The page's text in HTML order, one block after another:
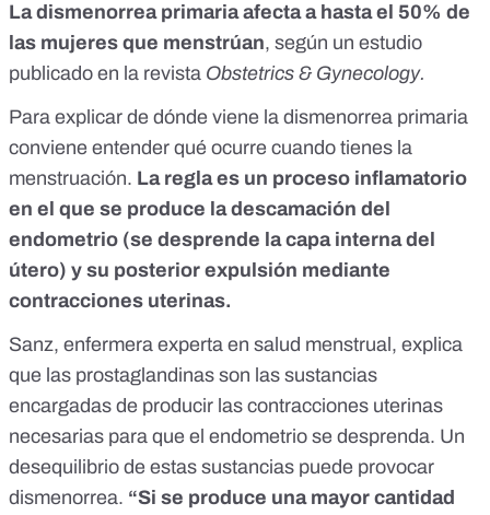
La dismenorrea primaria afecta a hasta el 50% de
las mujeres que menstrúan, según un estudio
publicado en la revista Obstetrics & Gynecology.
Para explicar de dónde viene la dismenorrea primaria
conviene entender qué ocurre cuando tienes la
menstruación. La regla es un proceso inflamatorio
en el que se produce la descamación del
endometrio (se desprende la capa interna del
útero) y su posterior expulsión mediante
contracciones uterinas.
Sanz, enfermera experta en salud menstrual, explica
que las prostaglandinas son las sustancias
encargadas de producir las contracciones uterinas
necesarias para que el endometrio se desprenda. Un
desequilibrio de estas sustancias puede provocar
dismenorrea. “Si se produce una mayor cantidad